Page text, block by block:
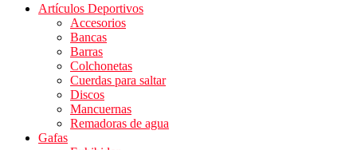
Artículos Deportivos
Accesorios
Bancas
Barras
Colchonetas
Cuerdas para saltar
Discos
Mancuernas
Remadoras de agua
Gafas